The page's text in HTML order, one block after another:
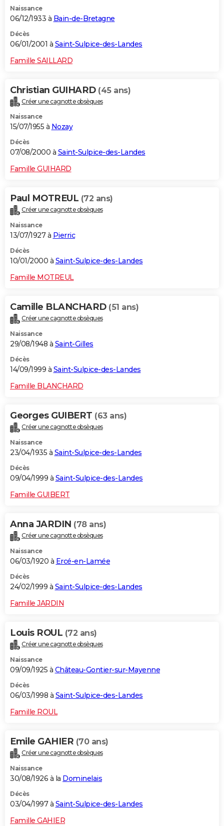
Naissance
06/12/1933 à Bain-de-Bretagne
Décès
06/01/2001 à Saint-Sulpice-des-Landes
Famille SAILLARD
Christian GUIHARD (45 ans)
Créer une cagnotte obsèques
Naissance
15/07/1955 à Nozay
Décès
07/08/2000 à Saint-Sulpice-des-Landes
Famille GUIHARD
Paul MOTREUL (72 ans)
Créer une cagnotte obsèques
Naissance
13/07/1927 à Pierric
Décès
10/01/2000 à Saint-Sulpice-des-Landes
Famille MOTREUL
Camille BLANCHARD (51 ans)
Créer une cagnotte obsèques
Naissance
29/08/1948 à Saint-Gilles
Décès
14/09/1999 à Saint-Sulpice-des-Landes
Famille BLANCHARD
Georges GUIBERT (63 ans)
Créer une cagnotte obsèques
Naissance
23/04/1935 à Saint-Sulpice-des-Landes
Décès
09/04/1999 à Saint-Sulpice-des-Landes
Famille GUIBERT
Anna JARDIN (78 ans)
Créer une cagnotte obsèques
Naissance
06/03/1920 à Ercé-en-Lamée
Décès
24/02/1999 à Saint-Sulpice-des-Landes
Famille JARDIN
Louis ROUL (72 ans)
Créer une cagnotte obsèques
Naissance
09/09/1925 à Château-Gontier-sur-Mayenne
Décès
06/03/1998 à Saint-Sulpice-des-Landes
Famille ROUL
Emile GAHIER (70 ans)
Créer une cagnotte obsèques
Naissance
30/08/1926 à la Dominelais
Décès
03/04/1997 à Saint-Sulpice-des-Landes
Famille GAHIER